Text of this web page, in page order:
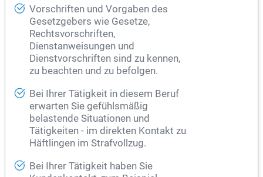
Vorschriften und Vorgaben des
Gesetzgebers wie Gesetze,
Rechtsvorschriften,
Dienstanweisungen und
Dienstvorschriften sind zu kennen,
zu beachten und zu befolgen.
Bei Ihrer Tätigkeit in diesem Beruf
erwarten Sie gefühlsmäßig
belastende Situationen und
Tätigkeiten - im direkten Kontakt zu
Häftlingen im Strafvollzug.
Bei Ihrer Tätigkeit haben Sie